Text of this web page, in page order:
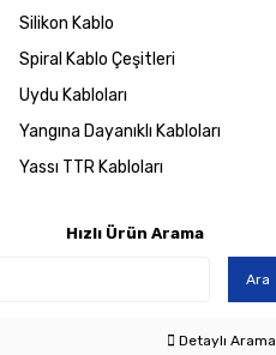
Silikon Kablo
Spiral Kablo Çeşitleri
Uydu Kabloları
Yangına Dayanıklı Kabloları
Yassı TTR Kabloları
Hızlı Ürün Arama
Ara
Detaylı Arama